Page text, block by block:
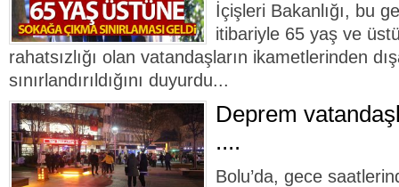
İçişleri Bakanlığı, bu
itibariyle 65 yaş ve
rahatsızlığı olan vatandaşların ikametlerinden
sınırlandırıldığını duyurdu...
Deprem
....
Bolu’da, gece